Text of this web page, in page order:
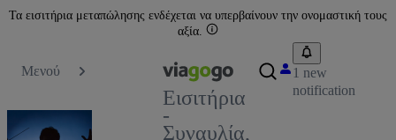
Τα εισιτήρια μεταπώλησης ενδέχεται να υπερβαίνουν την ονομαστική τους
αξία.
Μενού
Εισιτήρια
-
Συναυλία,
1 new
notification